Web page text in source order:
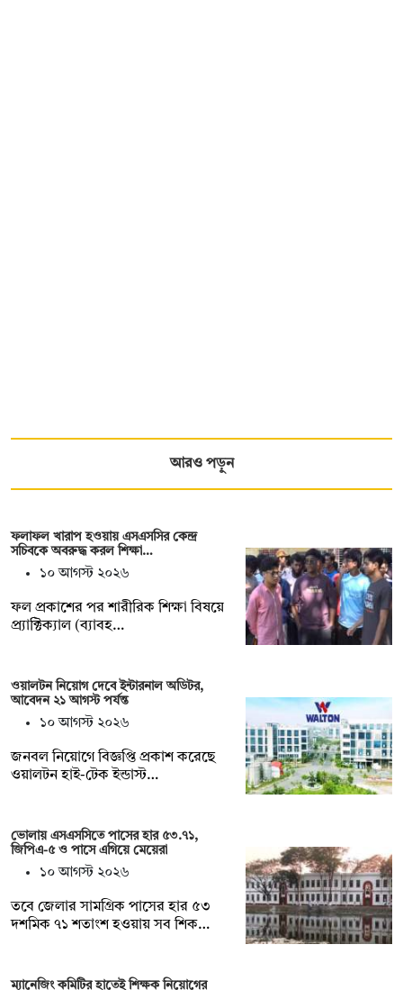
আরও পড়ুন
ফলাফল খারাপ হওয়ায় এসএসসির কেন্দ্র
সচিবকে অবরুদ্ধ করল শিক্ষা…
১০ আগস্ট ২০২৬
ফল প্রকাশের পর শারীরিক শিক্ষা বিষয়ে
প্র্যাক্টিক্যাল (ব্যাবহ…
ওয়ালটন নিয়োগ দেবে ইন্টারনাল অডিটর,
আবেদন ২১ আগস্ট পর্যন্ত
১০ আগস্ট ২০২৬
জনবল নিয়োগে বিজ্ঞপ্তি প্রকাশ করেছে
ওয়ালটন হাই-টেক ইন্ডাস্ট…
ভোলায় এসএসসিতে পাসের হার ৫৩.৭১,
জিপিএ-৫ ও পাসে এগিয়ে মেয়েরা
১০ আগস্ট ২০২৬
তবে জেলার সামগ্রিক পাসের হার ৫৩
দশমিক ৭১ শতাংশ হওয়ায় সব শিক…
ম্যানেজিং কমিটির হাতেই শিক্ষক নিয়োগের